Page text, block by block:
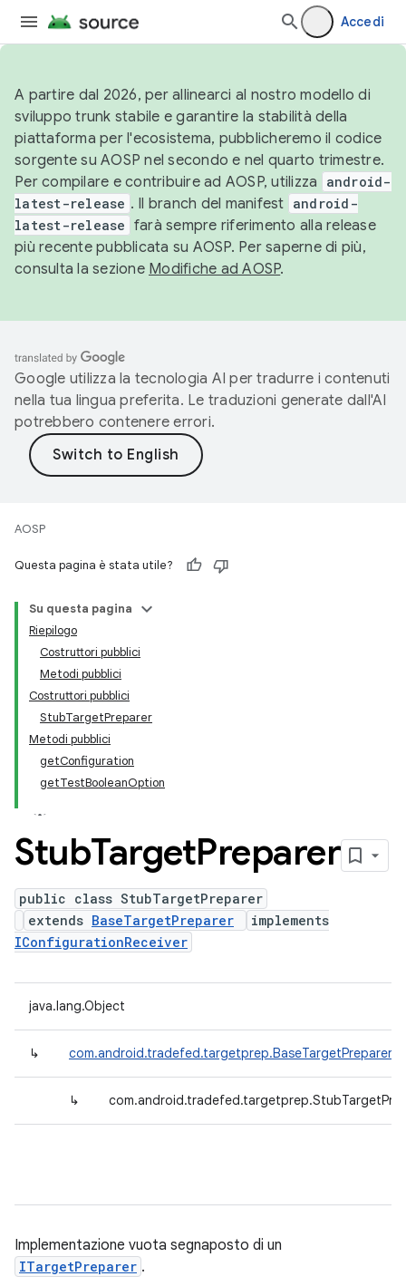
Accedi
A partire dal 2026, per allinearci al nostro modello di
sviluppo trunk stabile e garantire la stabilità della
piattaforma per l'ecosistema, pubblicheremo il codice
sorgente su AOSP nel secondo e nel quarto trimestre.
Per compilare e contribuire ad AOSP, utilizza
android-
latest-release . Il branch del manifest android-
latest-release farà sempre riferimento alla release
più recente pubblicata su AOSP. Per saperne di più,
consulta la sezione Modifiche ad AOSP.
Google utilizza la tecnologia AI per tradurre i contenuti
nella tua lingua preferita. Le traduzioni generate dall'AI
potrebbero contenere errori.
AOSP
Questa pagina è stata utile?
Su questa pagina
Riepilogo
Costruttori pubblici
Metodi pubblici
Costruttori pubblici
StubTargetPreparer
Metodi pubblici
getConfiguration
getTestBooleanOption
StubTargetPreparer
public class StubTargetPreparer
extends BaseTargetPreparer
implements
IConfigurationReceiver
java.lang.Object
↳ com.android.tradefed.targetprep.BaseTargetPreparer
↳
Implementazione vuota segnaposto di un
ITargetPreparer .